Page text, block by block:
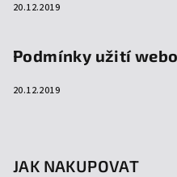
20.12.2019
Podmínky užití
20.12.2019
JAK NAKUPOVAT